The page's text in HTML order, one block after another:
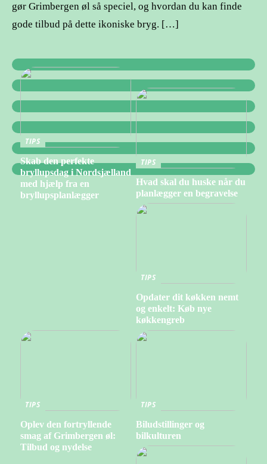
gør Grimbergen øl så speciel, og hvordan du kan finde
gode tilbud på dette ikoniske bryg. […]
TIPS
Skab den perfekte
bryllupsdag i Nordsjælland
med hjælp fra en
bryllupsplanlægger
TIPS
Hvad skal du huske når du
planlægger en begravelse
TIPS
Opdater dit køkken nemt
og enkelt: Køb nye
køkkengreb
TIPS
Oplev den fortryllende
smag af Grimbergen øl:
Tilbud og nydelse
TIPS
Biludstillinger og
bilkulturen